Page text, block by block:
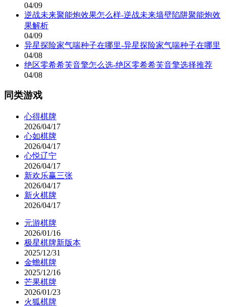
04/09
逆战未来聚能炮效果怎么样-逆战未来墙壁陷阱聚能炮效
果解析
04/09
异星探险家气喘种子在哪里-异星探险家气喘种子在哪里
04/08
绝区零希希芙音擎怎么选-绝区零希希芙音擎选择推荐
04/08
同类游戏
心得棋牌
2026/04/17
心如棋牌
2026/04/17
心悦辽宁
2026/04/17
新欢乐赢三张
2026/04/17
新火棋牌
2026/04/17
元游棋牌
2026/01/16
极星棋牌新版本
2025/12/31
金蟾棋牌
2025/12/16
芒果棋牌
2026/01/23
火狐棋牌